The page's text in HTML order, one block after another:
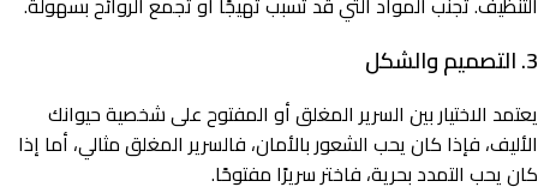
3. التصميم والشكل
يعتمد الاختيار بين السرير المغلق أو المفتوح على شخصية حيوانك
الأليف، فإذا كان يحب الشعور بالأمان، فالسرير المغلق مثالي، أما إذا
كان يحب التمدد بحرية، فاختر سريرًا مفتوحًا.